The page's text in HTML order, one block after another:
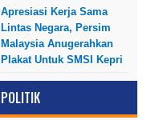
Apresiasi Kerja Sama
Lintas Negara, Persim
Malaysia Anugerahkan
Plakat Untuk SMSI Kepri
POLITIK